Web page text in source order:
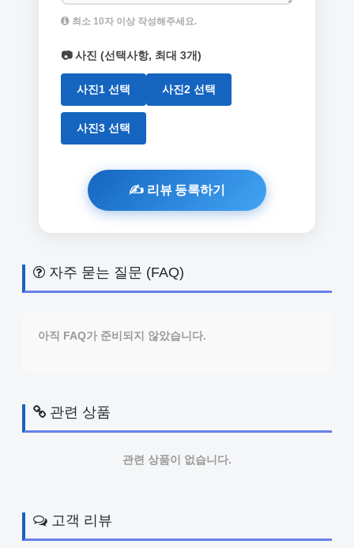
최소 10자 이상 작성해주세요.
📷 사진 (선택사항, 최대 3개)
사진1 선택 사진2 선택
사진3 선택
자주 묻는 질문 (FAQ)
아직 FAQ가 준비되지 않았습니다.
관련 상품
관련 상품이 없습니다.
고객 리뷰